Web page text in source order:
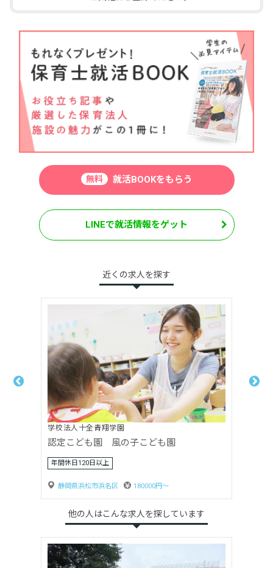
無料 就活BOOKをもらう
LINEで就活情報をゲット
近くの求人を探す
社会福祉法人向日葵会
ひまわり第二保育園
静岡県浜松市浜名区
他の人はこんな求人を探しています